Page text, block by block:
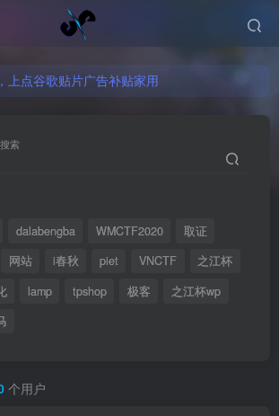
上点谷歌贴片广告补贴家用
上点谷歌贴片广告补贴家用
索
dalabengba WMCTF2020
取证
网站 i春秋 piet VNCTF
之江杯
lamp tpshop 极客
之江杯wp
个用户